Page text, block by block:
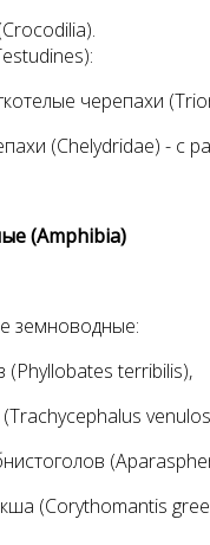
черепахи
(Chelydridae) - с
(Amphibia)
земноводные:
(Phyllobates terribilis),
(Corythomantis